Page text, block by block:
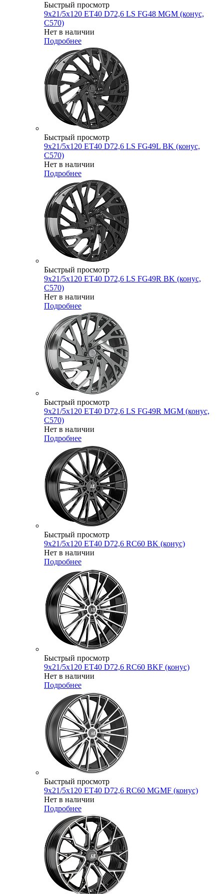
Быстрый просмотр
9x21/5x120 ET40 D72,6 LS FG48 MGM (конус,
C570)
Нет в наличии
Подробнее
Быстрый просмотр
9x21/5x120 ET40 D72,6 LS FG49L BK (конус,
C570)
Нет в наличии
Подробнее
Быстрый просмотр
9x21/5x120 ET40 D72,6 LS FG49R BK (конус,
C570)
Нет в наличии
Подробнее
Быстрый просмотр
9x21/5x120 ET40 D72,6 LS FG49R MGM (конус,
C570)
Нет в наличии
Подробнее
Быстрый просмотр
9x21/5x120 ET40 D72,6 RC60 BK (конус)
Нет в наличии
Подробнее
Быстрый просмотр
9x21/5x120 ET40 D72,6 RC60 BKF (конус)
Нет в наличии
Подробнее
Быстрый просмотр
9x21/5x120 ET40 D72,6 RC60 MGMF (конус)
Нет в наличии
Подробнее